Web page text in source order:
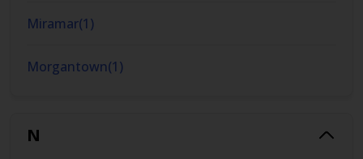
Miramar(1)
Morgantown(1)
N